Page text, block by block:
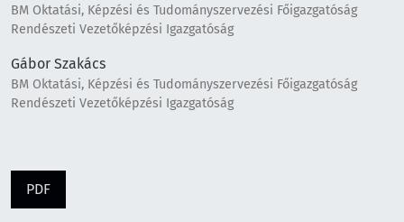
BM Oktatási, Képzési és Tudományszervezési Főigazgatóság
Rendészeti Vezetőképzési Igazgatóság
Gábor Szakács
BM Oktatási, Képzési és Tudományszervezési Főigazgatóság
Rendészeti Vezetőképzési Igazgatóság
PDF